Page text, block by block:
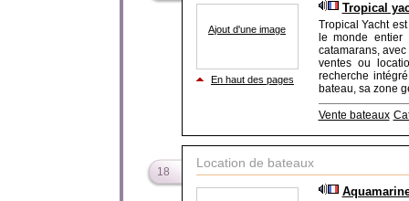
Ajout d'une image
En haut des pages
Tropical
Tropical Yacht
le monde entier
catamarans,
ventes ou
recherche
bateau, sa zone
Vente bateaux
18
Location de bateaux